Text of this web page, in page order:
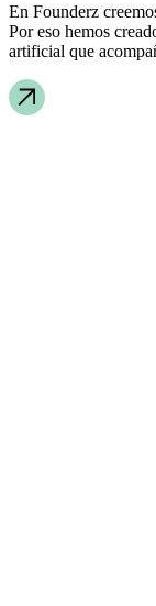
En Founderz
Por eso hemos
artificial que